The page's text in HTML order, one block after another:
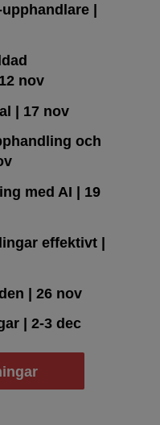
|
nov
| 17 nov
och
med AI | 19
effektivt |
| 26 nov
| 2-3 dec